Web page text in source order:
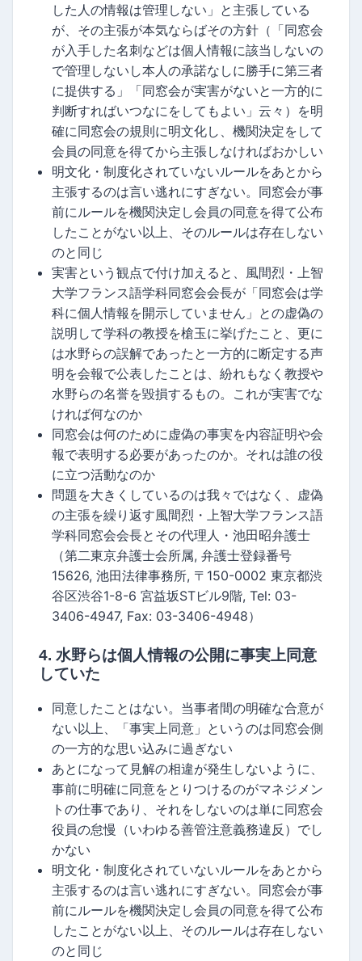
した人の情報は管理しない」と主張している
が、その主張が本気ならばその方針（「同窓会
が入手した名刺などは個人情報に該当しないの
で管理しないし本人の承諾なしに勝手に第三者
に提供する」「同窓会が実害がないと一方的に
判断すればいつなにをしてもよい」云々）を明
確に同窓会の規則に明文化し、機関決定をして
会員の同意を得てから主張しなければおかしい
明文化・制度化されていないルールをあとから
主張するのは言い逃れにすぎない。同窓会が事
前にルールを機関決定し会員の同意を得て公布
したことがない以上、そのルールは存在しない
のと同じ
実害という観点で付け加えると、風間烈・上智
大学フランス語学科同窓会会長が「同窓会は学
科に個人情報を開示していません」との虚偽の
説明して学科の教授を槍玉に挙げたこと、更に
は水野らの誤解であったと一方的に断定する声
明を会報で公表したことは、紛れもなく教授や
水野らの名誉を毀損するもの。これが実害でな
ければ何なのか
同窓会は何のために虚偽の事実を内容証明や会
報で表明する必要があったのか。それは誰の役
に立つ活動なのか
問題を大きくしているのは我々ではなく、虚偽
の主張を繰り返す風間烈・上智大学フランス語
学科同窓会会長とその代理人・池田昭弁護士
（第二東京弁護士会所属, 弁護士登録番号
15626, 池田法律事務所, 〒150-0002 東京都渋
谷区渋谷1-8-6 宮益坂STビル9階, Tel: 03-
3406-4947, Fax: 03-3406-4948）
4. 水野らは個人情報の公開に事実上同意
していた
同意したことはない。当事者間の明確な合意が
ない以上、「事実上同意」というのは同窓会側
の一方的な思い込みに過ぎない
あとになって見解の相違が発生しないように、
事前に明確に同意をとりつけるのがマネジメン
トの仕事であり、それをしないのは単に同窓会
役員の怠慢（いわゆる善管注意義務違反）でし
かない
明文化・制度化されていないルールをあとから
主張するのは言い逃れにすぎない。同窓会が事
前にルールを機関決定し会員の同意を得て公布
したことがない以上、そのルールは存在しない
のと同じ